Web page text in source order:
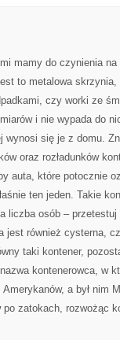
mamy do czynienia na
to metalowa
czy worki ze
i nie wypada do
się je z domu.
oraz rozładunków
auta, które potocznie
ten jeden. Takie
liczba osób –
jest również cysterna,
taki kontener,
kontenerowca, w
a był nim
po zatokach, rozwożąc